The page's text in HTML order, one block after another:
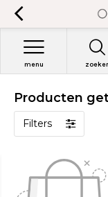
menu
Producten
Filters